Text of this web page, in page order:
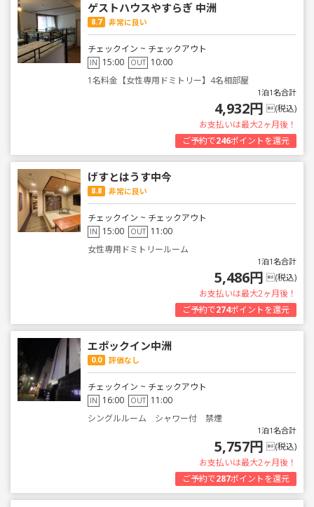
ゲストハウスやすらぎ 中洲
8.7 非常に良い
チェックイン ~ チェックアウト
IN 15:00 OUT 10:00
1名料金【女性専用ドミトリー】4名相部屋
1泊1名合計
4,932円 (税込)
お支払いは最大2ヶ月後！
ご予約で246ポイントを還元
げすとはうす中今
8.8 非常に良い
チェックイン ~ チェックアウト
IN 15:00 OUT 11:00
女性専用ドミトリールーム
1泊1名合計
5,486円 (税込)
お支払いは最大2ヶ月後！
ご予約で274ポイントを還元
エポックイン中洲
0.0 評価なし
チェックイン ~ チェックアウト
IN 16:00 OUT 11:00
シングルルーム シャワー付 禁煙
1泊1名合計
5,757円 (税込)
お支払いは最大2ヶ月後！
ご予約で287ポイントを還元